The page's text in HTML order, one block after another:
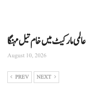
مارکیٹ میں خام تیل مہنگا
August 10, 2026
PREV NEXT